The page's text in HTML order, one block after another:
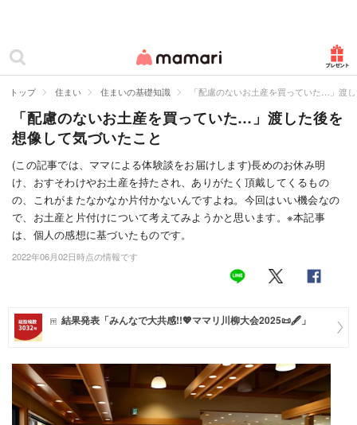
ママリ
カテゴリー一覧
妊娠
出産
赤ちゃん・育児
子育て・家族
病院
お仕事
マネー
トレンド・イベント
トップ 住まい 住まいの基礎知識 「配慮のないお土産を買っていた…」渡
「配慮のないお土産を買っていた…」渡した後を
想像して気づいたこと
(この記事では、ママによる体験談をお届けします)長めのお休み明
け、おすそわけやお土産を持たされ、ありがたく頂戴してくるもの
の、これがまたなかなか片付かないんですよね。今回はいい機会なの
で、お土産と片付けについて考えてみようかと思います。※本記事
は、個人の感想に基づいたものです。
2022年06月02日時点の情報です
結果発表「みんなで大共感!!💖ママリ川柳大会2025📜🖋️」